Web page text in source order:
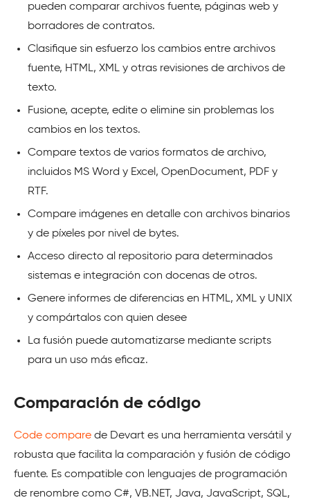
pueden comparar archivos fuente, páginas web y
borradores de contratos.
Clasifique sin esfuerzo los cambios entre archivos
fuente, HTML, XML y otras revisiones de archivos de
texto.
Fusione, acepte, edite o elimine sin problemas los
cambios en los textos.
Compare textos de varios formatos de archivo,
incluidos MS Word y Excel, OpenDocument, PDF y
RTF.
Compare imágenes en detalle con archivos binarios
y de píxeles por nivel de bytes.
Acceso directo al repositorio para determinados
sistemas e integración con docenas de otros.
Genere informes de diferencias en HTML, XML y UNIX
y compártalos con quien desee
La fusión puede automatizarse mediante scripts
para un uso más eficaz.
Comparación de código
Code compare de Devart es una herramienta versátil y
robusta que facilita la comparación y fusión de código
fuente. Es compatible con lenguajes de programación
de renombre como C#, VB.NET, Java, JavaScript, SQL,